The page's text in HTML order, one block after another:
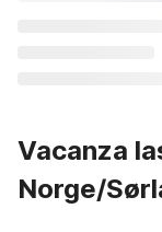
Vacanza
Norge/